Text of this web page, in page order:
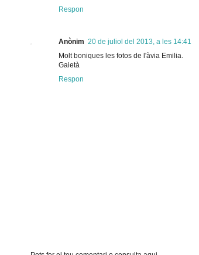
Respon
Anònim 20 de juliol del 2013, a les 14:41
Molt boniques les fotos de l'àvia Emilia.
Gaietà
Respon